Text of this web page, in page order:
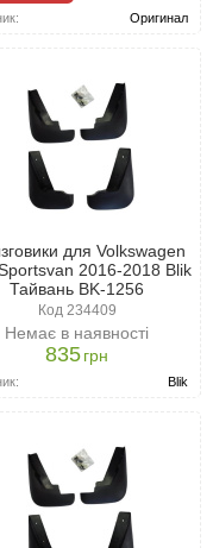
Оригинал
для Volkswagen
2016-2018 Blik
Тайвань BK-1256
Код 234409
Немає в наявності
835грн
Blik